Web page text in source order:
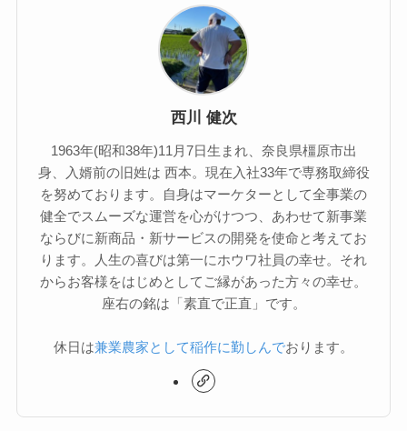
西川 健次
1963年(昭和38年)11月7日生まれ、奈良県橿原市出
身、入婿前の旧姓は 西本。現在入社33年で専務取締役
を努めております。自身はマーケターとして全事業の
健全でスムーズな運営を心がけつつ、あわせて新事業
ならびに新商品・新サービスの開発を使命と考えてお
ります。人生の喜びは第一にホウワ社員の幸せ。それ
からお客様をはじめとしてご縁があった方々の幸せ。
座右の銘は「素直で正直」です。
休日は兼業農家として稲作に勤しんでおります。